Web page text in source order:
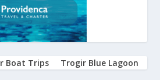
Boat Trips Trogir Blue Lagoon